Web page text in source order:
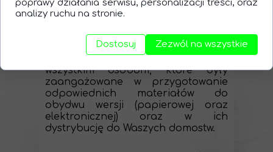
przykościelnym,
wnętrza naszej świątyni.
Składamy serdeczne Bóg zapłać
wszystkim osobom, które były
zaangażowane w przygotowanie
odpowiednich materiałów do
obydwu wersji (papierowej oraz
elektronicznej) oraz w ich
dystrybucję do Waszych domostw.
poprawy działania serwisu, personalizacji treści, oraz
analizy ruchu na stronie.
Dostosuj Zezwól na wszystkie